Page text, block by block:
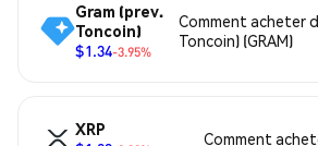
Gram (prev.
Toncoin)
$1.34-3.95%
Comment acheter
Toncoin) (GRAM)
XRP
Comment